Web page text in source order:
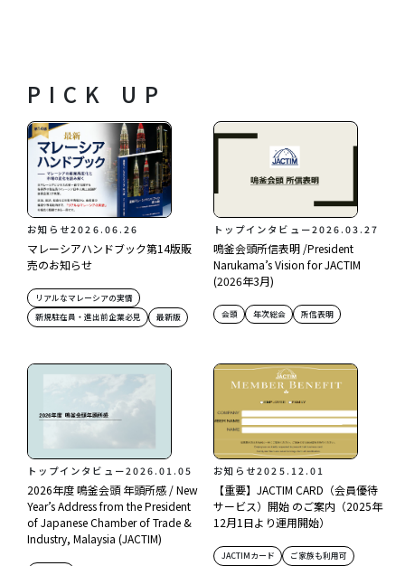
PICK UP
お知らせ2026.06.26
マレーシアハンドブック第14版販
売のお知らせ
リアルなマレーシアの実情
新規駐在員・進出前企業必見
最新版
トップインタビュー2026.03.27
鳴釜会頭所信表明 /President
Narukama’s Vision for JACTIM
(2026年3月)
会頭 年次総会 所信表明
トップインタビュー2026.01.05
2026年度 鳴釜会頭 年頭所感 / New
Year’s Address from the President
of Japanese Chamber of Trade &
Industry, Malaysia (JACTIM)
お知らせ2025.12.01
【重要】JACTIM CARD（会員優待
サービス）開始 のご案内（2025年
12月1日より運用開始）
JACTIMカード
ご家族も利用可